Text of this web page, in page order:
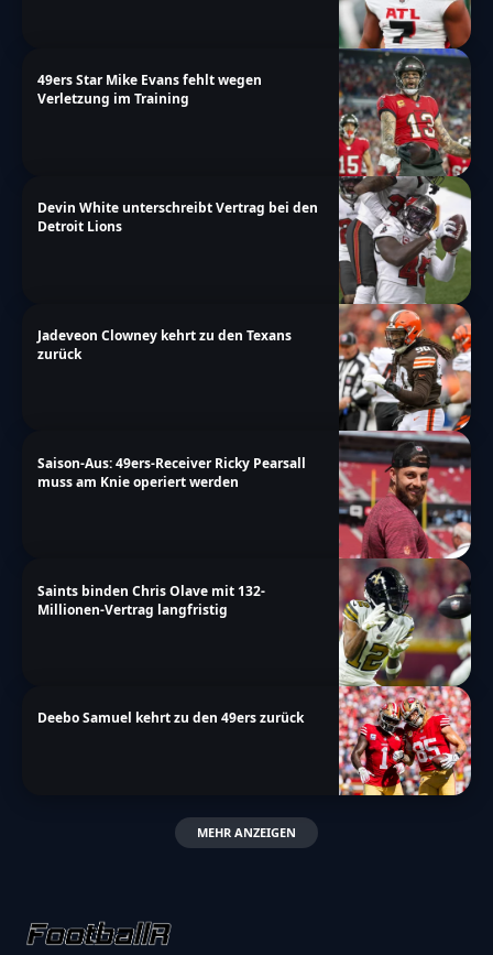
49ers Star Mike Evans fehlt wegen
Verletzung im Training
Devin White unterschreibt Vertrag bei den
Detroit Lions
Jadeveon Clowney kehrt zu den Texans
zurück
Saison-Aus: 49ers-Receiver Ricky Pearsall
muss am Knie operiert werden
Saints binden Chris Olave mit 132-
Millionen-Vertrag langfristig
Deebo Samuel kehrt zu den 49ers zurück
MEHR ANZEIGEN